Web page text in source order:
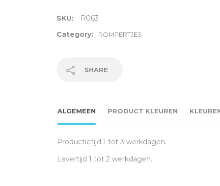
SKU:
R063
Category:
ROMPERTJES
SHARE
ALGEMEEN PRODUCT KLEUREN
Productietijd 1 tot 3 werkdagen.
Levertijd 1 tot 2 werkdagen.